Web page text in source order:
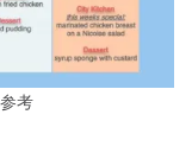
考